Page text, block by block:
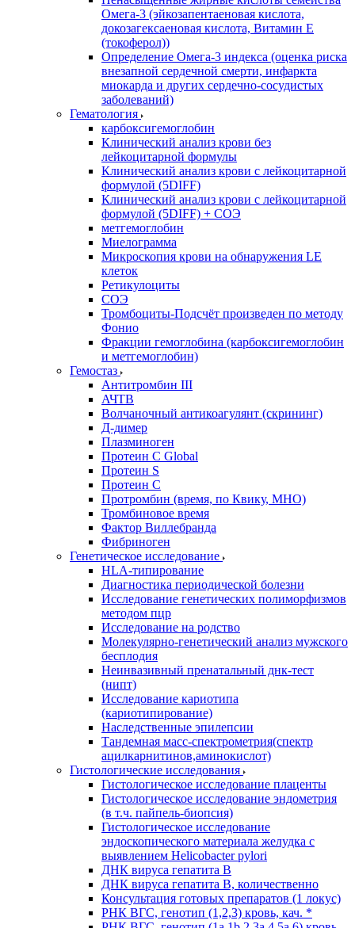
Омега-3 (эйкозапентаеновая кислота,
докозагексаеновая кислота, Витамин E
(токоферол))
Определение Омега-3 индекса (оценка риска
внезапной сердечной смерти, инфаркта
миокарда и других сердечно-сосудистых
заболеваний)
Гематология
карбоксигемоглобин
Клинический анализ крови без
лейкоцитарной формулы
Клинический анализ крови с лейкоцитарной
формулой (5DIFF)
Клинический анализ крови с лейкоцитарной
формулой (5DIFF) + СОЭ
метгемоглобин
Миелограмма
Микроскопия крови на обнаружения LE
клеток
Ретикулоциты
СОЭ
Тромбоциты-Подсчёт произведен по методу
Фонио
Фракции гемоглобина (карбоксигемоглобин
и метгемоглобин)
Гемостаз
Антитромбин III
АЧТВ
Волчаночный антикоагулянт (скрининг)
Д-димер
Плазминоген
Протеин C Global
Протеин S
Протеин С
Протромбин (время, по Квику, МНО)
Тромбиновое время
Фактор Виллебранда
Фибриноген
Генетическое исследование
HLA-типирование
Диагностика периодической болезни
Исследование генетических полиморфизмов
методом пцр
Исследование на родство
Молекулярно-генетический анализ мужского
бесплодия
Неинвазивный пренатальный днк-тест
(нипт)
Исследование кариотипа
(кариотипирование)
Наследственные эпилепсии
Тандемная масс-спектрометрия(спектр
ацилкарнитинов,аминокислот)
Гистологические исследования
Гистологическое исследование плаценты
Гистологическое исследование эндометрия
(в т.ч. пайпель-биопсия)
Гистологическое исследование
эндоскопического материала желудка с
выявлением Helicobacter pylori
ДНК вируса гепатита B
ДНК вируса гепатита B, количественно
Консультация готовых препаратов (1 локус)
РНК ВГC, генотип (1,2,3) кровь, кач. *